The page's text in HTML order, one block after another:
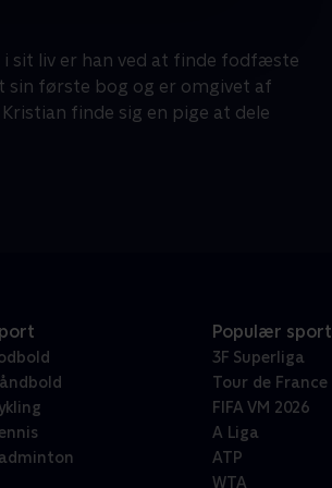
sit liv er han ved at finde fodfæste
sin første bog og er omgivet af
Populær sport
3F Superliga
Tour de France
FIFA VM 2026
A Liga
ATP
WTA